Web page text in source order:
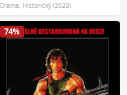
Drama, Historický (2023)
74%